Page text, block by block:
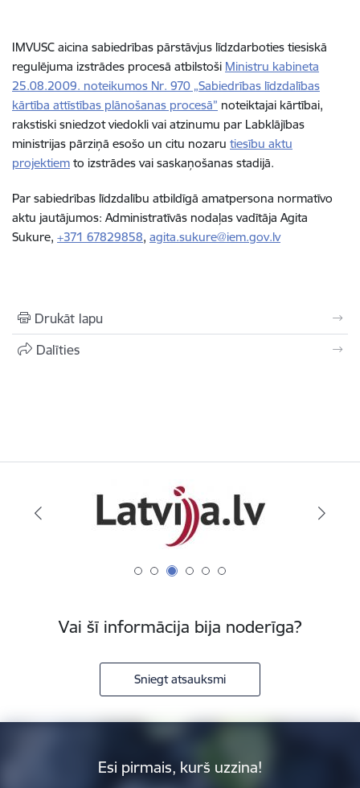
IMVUSC aicina sabiedrības pārstāvjus līdzdarboties tiesiskā
regulējuma izstrādes procesā atbilstoši Ministru kabineta
25.08.2009. noteikumos Nr. 970 „Sabiedrības līdzdalības
kārtība attīstības plānošanas procesā” noteiktajai kārtībai,
rakstiski sniedzot viedokli vai atzinumu par Labklājības
ministrijas pārziņā esošo un citu nozaru tiesību aktu
projektiem to izstrādes vai saskaņošanas stadijā.
Par sabiedrības līdzdalību atbildīgā amatpersona normatīvo
aktu jautājumos: Administratīvās nodaļas vadītāja Agita
Sukure, +371 67829858, agita.sukure@iem.gov.lv
Drukāt lapu
Dalīties
Vai šī informācija bija noderīga?
Sniegt atsauksmi
Esi pirmais, kurš uzzina!